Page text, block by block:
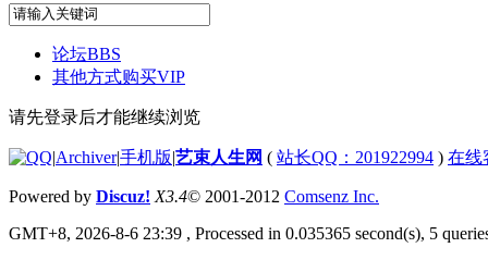
论坛BBS
其他方式购买VIP
请先登录后才能继续浏览
|Archiver|手机版|艺束人生网 ( 站长QQ：201922994 ) 在线
Powered by Discuz! X3.4© 2001-2012 Comsenz Inc.
GMT+8, 2026-8-6 23:39 , Processed in 0.035365 second(s), 5